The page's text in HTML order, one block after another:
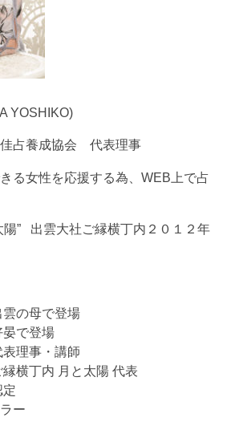
YOSHIKO)
占養成協会 代表理事
る女性を応援する為、WEB上で占
” 出雲大社ご縁横丁内２０１２年
の母で登場
で登場
理事・講師
内 月と太陽 代表
定
ー